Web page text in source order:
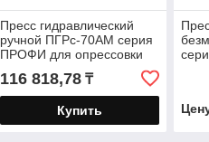
Пресс гидравлический
ручной ПГРс-70АМ серия
ПРОФИ для опрессовки
неизолированных
наконечников и гильз с
116 818,78₸
Купить